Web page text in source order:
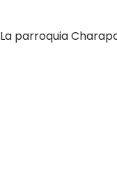
La parroquia